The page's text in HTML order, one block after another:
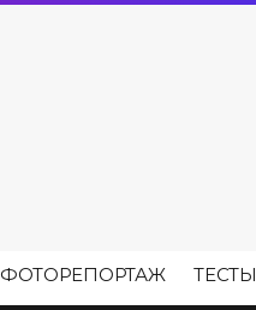
ФОТОРЕПОРТАЖ ТЕСТЫ